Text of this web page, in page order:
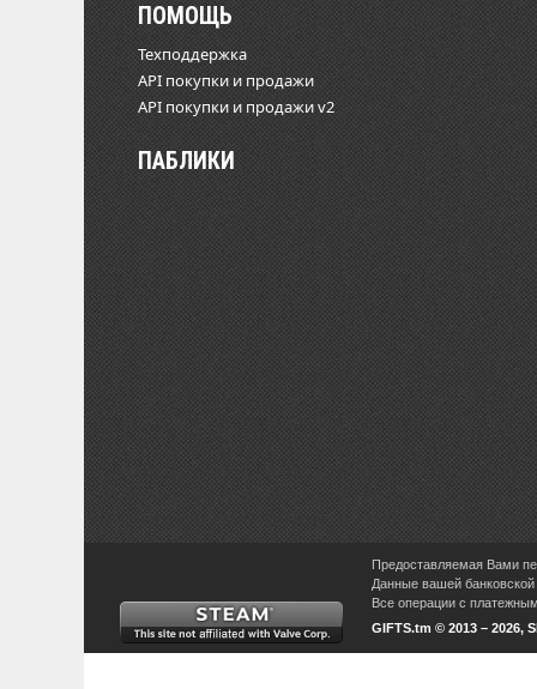
ПОМОЩЬ
Техподдержка
API покупки и продажи
API покупки и продажи v2
ПАБЛИКИ
Предоставляемая Вами
Данные вашей
Все операции с
GIFTS.tm © 2013 – 2026,